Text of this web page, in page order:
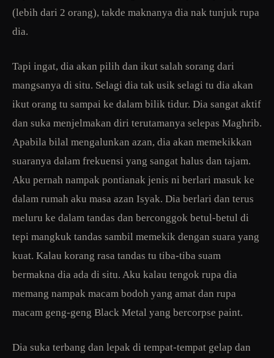
(lebih dari 2 orang), takde maknanya dia nak tunjuk rupa
dia.
Tapi ingat, dia akan pilih dan ikut salah sorang dari
mangsanya di situ. Selagi dia tak usik selagi tu dia akan
ikut orang tu sampai ke dalam bilik tidur. Dia sangat aktif
dan suka menjelmakan diri terutamanya selepas Maghrib.
Apabila bilal mengalunkan azan, dia akan memekikkan
suaranya dalam frekuensi yang sangat halus dan tajam.
Aku pernah nampak pontianak jenis ni berlari masuk ke
dalam rumah aku masa azan Isyak. Dia berlari dan terus
meluru ke dalam tandas dan berconggok betul-betul di
tepi mangkuk tandas sambil memekik dengan suara yang
kuat. Kalau korang rasa tandas tu tiba-tiba suam
bermakna dia ada di situ. Aku kalau tengok rupa dia
memang nampak macam bodoh yang amat dan rupa
macam geng-geng Black Metal yang bercorpse paint.
Dia suka terbang dan lepak di tempat-tempat gelap dan